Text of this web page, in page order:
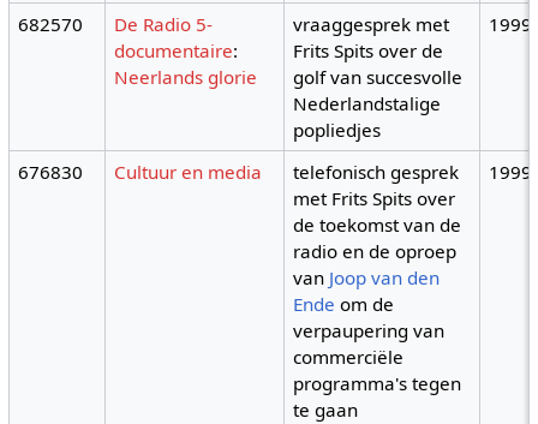
682570
De Radio 5-
documentaire:
Neerlands glorie
vraaggesprek met
Frits Spits over de
golf van succesvolle
Nederlandstalige
popliedjes
1999
676830 Cultuur en media
telefonisch gesprek
met Frits Spits over
de toekomst van de
radio en de oproep
van Joop van den
Ende om de
verpaupering van
commerciële
programma's tegen
te gaan
1999